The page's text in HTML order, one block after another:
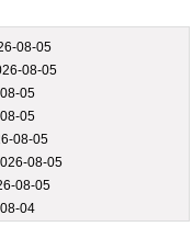
08-05
08-05
05
05
08-05
08-05
08-05
04